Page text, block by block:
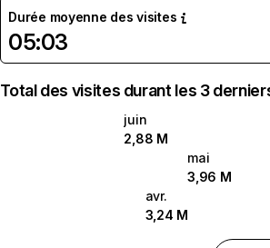
Durée moyenne des visites
05:03
Total des visites durant les 3
juin
2,88 M
mai
3,96 M
avr.
3,24 M